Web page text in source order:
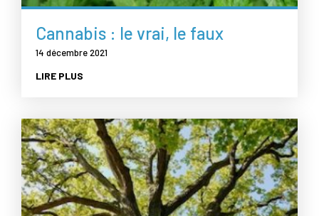
Cannabis : le vrai, le faux
14 décembre 2021
LIRE PLUS